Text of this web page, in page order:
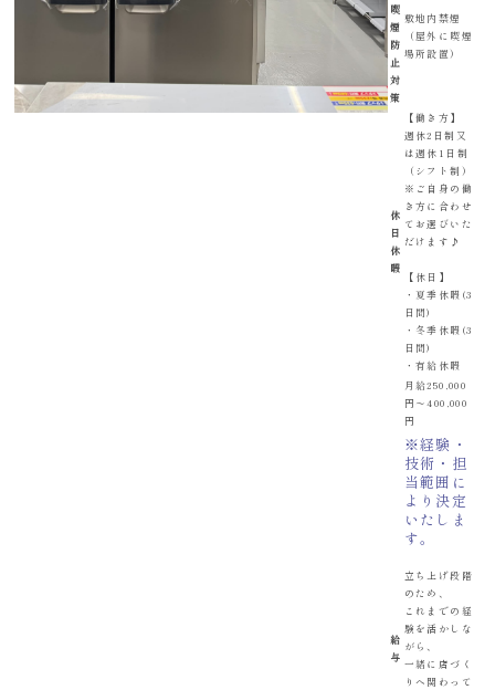
喫
煙
防
止
対
策
敷地内禁煙
（屋外に喫煙
場所設置）
休
日
休
暇
【働き方】
週休2日制又
は週休1日制
（シフト制）
※ご自身の働
き方に合わせ
てお選びいた
だけます♪
【休日】
・夏季休暇(3
日間)
・冬季休暇(3
日間)
・有給休暇
給
与
月給250,000
円〜400,000
円
※経験・
技術・担
当範囲に
より決定
いたしま
す。
立ち上げ段階
のため、
これまでの経
験を活かしな
がら、
一緒に店づく
りへ関わって